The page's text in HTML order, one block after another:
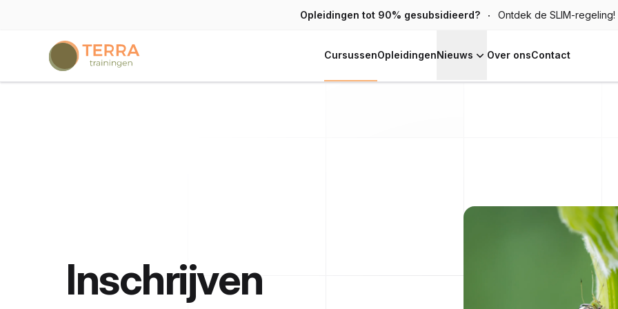
Opleidingen tot 90% gesubsidieerd? Ontdek de SLIM-regeling!
Terra trainingen
CursussenOpleidingenNieuws Over onsContact
Inschrijven